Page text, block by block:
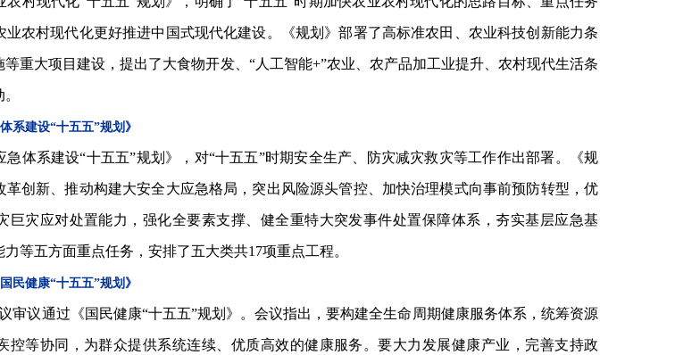
业农村现代化更好推进中国式现代化建设。《规划》部署了高标准农田、农业科技创新能力条
重大项目建设，提出了大食物开发、“人工智能+”农业、农产品加工业提升、农村现代生活条
系建设“十五五”规划》
急体系建设“十五五”规划》，对“十五五”时期安全生产、防灾减灾救灾等工作作出部署。《规
革创新、推动构建大安全大应急格局，突出风险源头管控、加快治理模式向事前预防转型，优
巨灾应对处置能力，强化全要素支撑、健全重特大突发事件处置保障体系，夯实基层应急基
等五方面重点任务，安排了五大类共17项重点工程。
民健康“十五五”规划》
审议通过《国民健康“十五五”规划》。会议指出，要构建全生命周期健康服务体系，统筹资源
控等协同，为群众提供系统连续、优质高效的健康服务。要大力发展健康产业，完善支持政